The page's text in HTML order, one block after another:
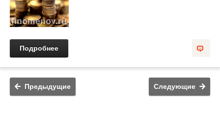
Подробнее
Предыдущие Следующие